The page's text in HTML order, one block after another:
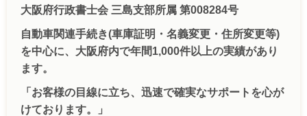
大阪府行政書士会 三島支部所属 第008284号
自動車関連手続き(車庫証明・名義変更・住所変更等)
を中心に、大阪府内で年間1,000件以上の実績があり
ます。
「お客様の目線に立ち、迅速で確実なサポートを心が
けております。」